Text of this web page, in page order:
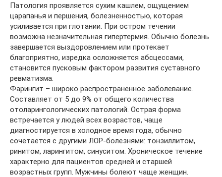
Патология проявляется сухим кашлем, ощущением
царапанья и першения, болезненностью, которая
усиливается при глотании. При остром течении
возможна незначительная гипертермия. Обычно болезнь
завершается выздоровлением или протекает
благоприятно, изредка осложняется абсцессами,
становится пусковым фактором развития суставного
ревматизма.
Фарингит – широко распространенное заболевание.
Составляет от 5 до 9% от общего количества
отоларингологических патологий. Острая форма
встречается у людей всех возрастов, чаще
диагностируется в холодное время года, обычно
сочетается с другими ЛОР-болезнями: тонзиллитом,
ринитом, ларингитом, синуситом. Хроническое течение
характерно для пациентов средней и старшей
возрастных групп. Мужчины болеют чаще женщин.